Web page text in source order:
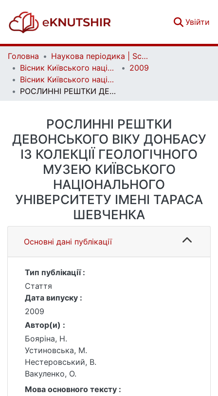
Увійти
Головна
Наукова періодика | Scientific periodicals
Вісник Київського національного університету імені Тараса Шевченка. Геологія | Visnyk of Taras Shevchenko National University of Kyiv. Geology
2009
Вісник Київського національного університету імені Тараса Шевченка. Геологія. Вип. 47
РОСЛИННІ РЕШТКИ ДЕВОНСЬКОГО ВІКУ ДОНБАСУ ІЗ КОЛЕКЦІЇ ГЕОЛОГІЧНОГО МУЗЕЮ КИЇВСЬКОГО НАЦІОНАЛЬНОГО УНІВЕРСИТЕТУ ІМЕНІ ТАРАСА ШЕВЧЕНКА
РОСЛИННІ РЕШТКИ
ДЕВОНСЬКОГО ВІКУ ДОНБАСУ
ІЗ КОЛЕКЦІЇ ГЕОЛОГІЧНОГО
МУЗЕЮ КИЇВСЬКОГО
НАЦІОНАЛЬНОГО
УНІВЕРСИТЕТУ ІМЕНІ ТАРАСА
ШЕВЧЕНКА
Основні дані публікації
Тип публікації :
Стаття
Дата випуску :
2009
Автор(и) :
Бояріна, Н.
Устиновська, М.
Нестеровський, В.
Вакуленко, О.
Мова основного тексту :